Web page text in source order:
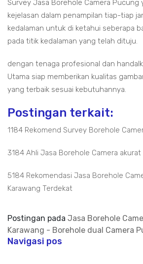
Survey Jasa Borehole Camera Pucung
kejelasan dalam penampilan tiap-tiap
kedalaman untuk di ketahui seberapa
pada titik kedalaman yang telah dituju.
dengan tenaga profesional dan
Utama siap memberikan kualitas
yang terbaik sesuai kebutuhannya.
Postingan terkait:
1184 Rekomend Survey Borehole
3184 Ahli Jasa Borehole Camera
5184 Rekomendasi Jasa Borehole
Karawang Terdekat
Postingan pada Jasa Borehole
Karawang - Borehole dual Camera
Navigasi pos